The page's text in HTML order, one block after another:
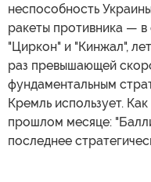
неспособность
ракеты противника —
"Циркон" и "Кинжал",
раз превышающей
фундаментальным
Кремль использует.
прошлом месяце:
последнее